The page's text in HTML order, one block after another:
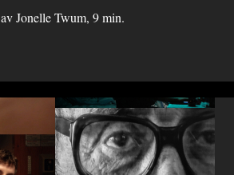
av Jonelle Twum, 9 min.